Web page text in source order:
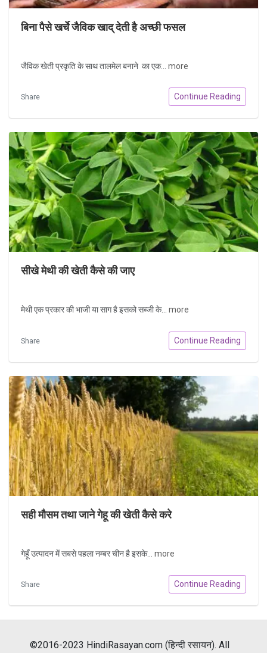
बिना पैसे खर्चे जैविक खाद् देती है अच्छी फसल
जैविक खेती प्रकृति के साथ तालमेल बनाने का एक... more
Share Continue Reading
सीखे मेथी की खेती कैसे की जाए
मेथी एक प्रकार की भाजी या साग है इसको सब्जी के... more
Share Continue Reading
सही मौसम तथा जाने गेहू की खेती कैसे करे
गेहूँ उत्पादन में सबसे पहला नम्बर चीन है इसके... more
Share Continue Reading
©2016-2023 HindiRasayan.com (हिन्दी रसायन). All